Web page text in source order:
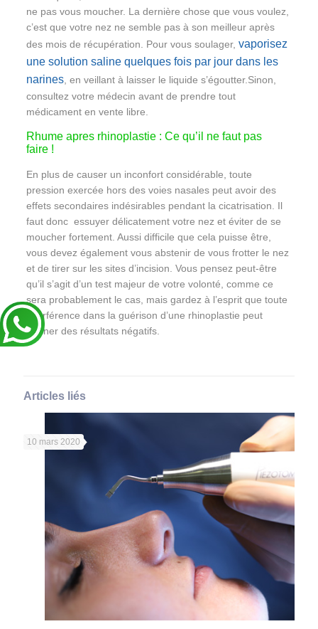
ne pas vous moucher. La dernière chose que vous voulez,
c’est que votre nez ne semble pas à son meilleur après
des mois de récupération. Pour vous soulager, vaporisez
une solution saline quelques fois par jour dans les
narines, en veillant à laisser le liquide s’égoutter.Sinon,
consultez votre médecin avant de prendre tout
médicament en vente libre.
Rhume apres rhinoplastie : Ce qu’il ne faut pas
faire !
En plus de causer un inconfort considérable, toute
pression exercée hors des voies nasales peut avoir des
effets secondaires indésirables pendant la cicatrisation. Il
faut donc essuyer délicatement votre nez et éviter de se
moucher fortement. Aussi difficile que cela puisse être,
vous devez également vous abstenir de vous frotter le nez
et de tirer sur les sites d’incision. Vous pensez peut-être
qu’il s’agit d’un test majeur de votre volonté, comme ce
sera probablement le cas, mais gardez à l’esprit que toute
interférence dans la guérison d’une rhinoplastie peut
donner des résultats négatifs.
Articles liés
10 mars 2020